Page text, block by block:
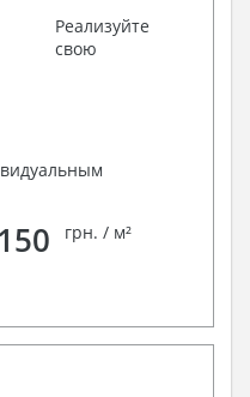
Реализуйте
свою
150 грн. / м²